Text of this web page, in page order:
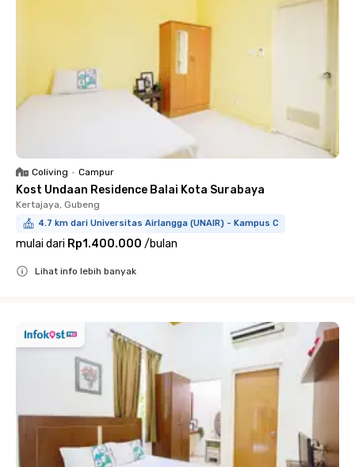
Coliving • Campur
Kost Undaan Residence Balai Kota Surabaya
Kertajaya, Gubeng
4.7 km dari Universitas Airlangga (UNAIR) - Kampus C
mulai dari Rp1.400.000 /bulan
Lihat info lebih banyak